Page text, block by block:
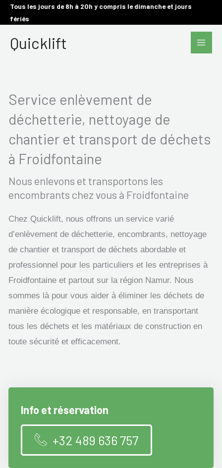
AllerTous les jours de 8h à 20h y compris le dimanche et jours
fériés
Quicklift
Main
Service enlèvement de
déchetterie, nettoyage de
chantier et transport de déchets
à Froidfontaine
Nous enlevons et transportons les
encombrants chez vous à Froidfontaine
Chez Quicklift, nous offrons un service varié
d’enlèvement de déchetterie, encombrants, nettoyage
de chantier et transport de déchets abordable et
professionnel pour les particuliers et les entreprises à
Froidfontaine et partout sur la région Namur. Nous
sommes là pour vous aider à éliminer les déchets de
manière écologique et responsable, en transportant
tous les déchets et les matériaux de construction en
toute sécurité et efficacement.
Info et réservation
+32 489 636 757